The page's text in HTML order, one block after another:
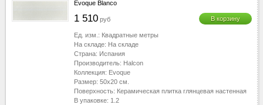
Evoque Blanco
1 510 руб В корзину
Ед. изм.: Квадратные метры
На складе: На складе
Страна: Испания
Производитель: Halcon
Коллекция: Evoque
Размер: 50x20 см.
Поверхность: Керамическая плитка глянцевая настенная
В упаковке: 1.2